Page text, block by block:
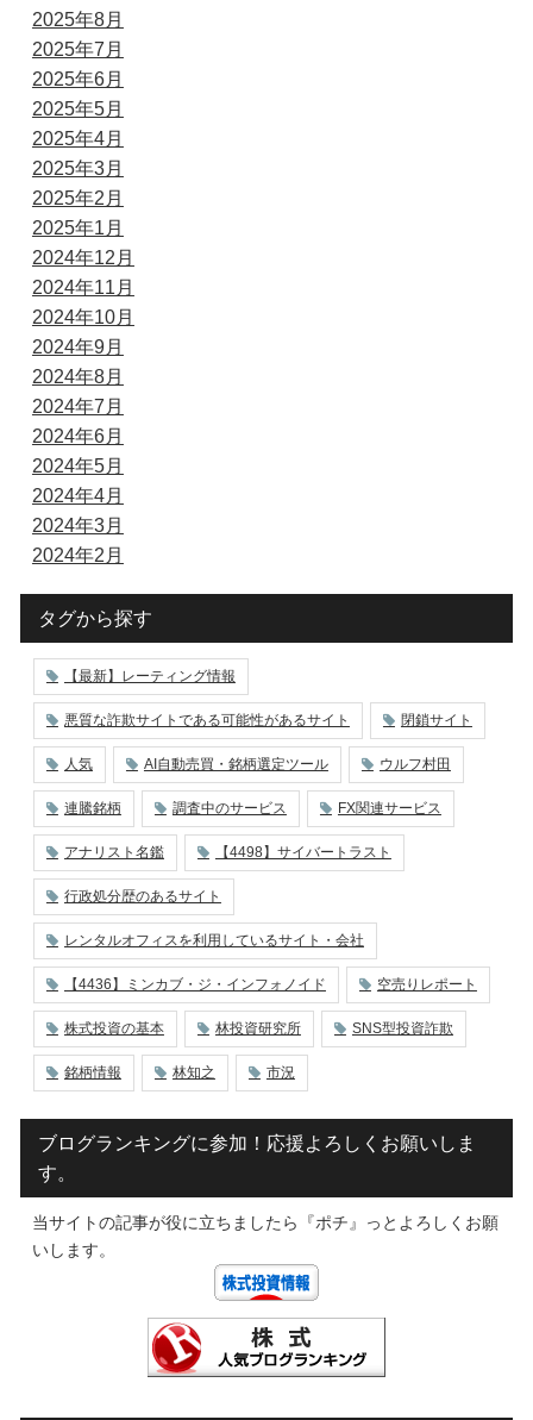
2025年8月
2025年7月
2025年6月
2025年5月
2025年4月
2025年3月
2025年2月
2025年1月
2024年12月
2024年11月
2024年10月
2024年9月
2024年8月
2024年7月
2024年6月
2024年5月
2024年4月
2024年3月
2024年2月
タグから探す
【最新】レーティング情報
悪質な詐欺サイトである可能性があるサイト 閉鎖サイト
人気 AI自動売買・銘柄選定ツール ウルフ村田
連騰銘柄 調査中のサービス FX関連サービス
アナリスト名鑑 【4498】サイバートラスト
行政処分歴のあるサイト
レンタルオフィスを利用しているサイト・会社
【4436】ミンカブ・ジ・インフォノイド 空売りレポート
株式投資の基本 林投資研究所 SNS型投資詐欺
銘柄情報 林知之 市況
ブログランキングに参加！応援よろしくお願いしま
す。
当サイトの記事が役に立ちましたら『ポチ』っとよろしくお願
いします。